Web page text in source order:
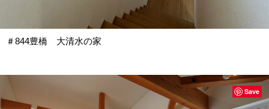
＃844豊橋 大清水の家
Save